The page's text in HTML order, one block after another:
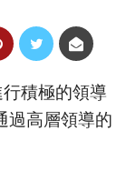
積極的領導
過高層領導的